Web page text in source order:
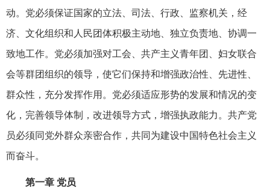
动。党必须保证国家的立法、司法、行政、监察机关，经
济、文化组织和人民团体积极主动地、独立负责地、协调一
致地工作。党必须加强对工会、共产主义青年团、妇女联合
会等群团组织的领导，使它们保持和增强政治性、先进性、
群众性，充分发挥作用。党必须适应形势的发展和情况的变
化，完善领导体制，改进领导方式，增强执政能力。共产党
员必须同党外群众亲密合作，共同为建设中国特色社会主义
而奋斗。
第一章 党员